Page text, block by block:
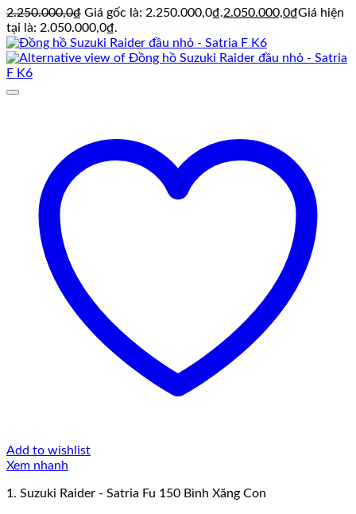
2.250.000,0₫ Giá gốc là: 2.250.000,0₫.2.050.000,0₫Giá hiện
tại là: 2.050.000,0₫.
Add to wishlist
Xem nhanh
1. Suzuki Raider - Satria Fu 150 Bình Xăng Con